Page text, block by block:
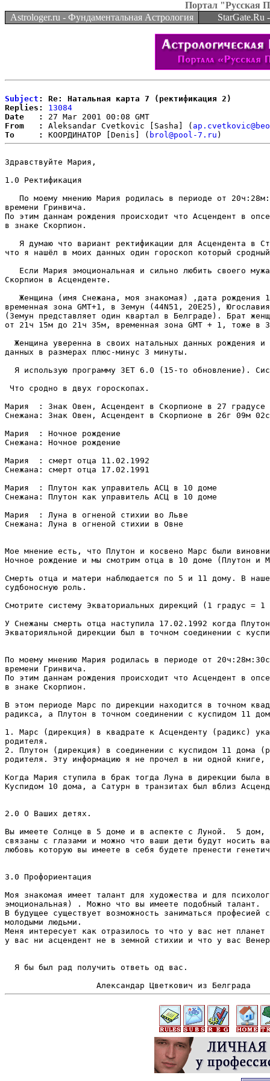
Портал "Русская
Astrologer.ru - Фундаментальная Астрология
StarGate.Ru
Subject : Re: Натальная карта 7 (ректификация 2)
Replies:
13084
Date   :
From   :
Aleksandar Cvetkovic [Sasha] (
To     :
КООРДИНАТОР [Denis] ( brol@pool-7.ru
Здравствуйте Мария,
1.0 Ректификация
По моему мнению Мария родилась в периоде от
времени Гринвича.
По этим даннам рождения происходит что Асцендент в
в знаке Скорпион.
Я думаю что вариант ректификации для Aсцендента в
что я нашёл в моих данных один гороскоп который
Если Мария эмоциональная и сильно любить своего
Скорпион в Aсценденте.
Женщина (имя Снежана, моя знакомая) ,дата рождения
временнaя зона GMT+1, в Земун (44N51, 20Е25),
(Земун представляет один квартал в Белграде). Брат
от 21ч 15м до 21ч 35м, временная зона GMT + 1, тоже в
Женщина уверенна в своих натальных данных рождения и
данных в размерах плюс-минус 3 минуты.
Я использую программу ЗЕТ 6.0 (15-то обновление).
Что сродно в двух гороскопах.
Мария  : Знак Овен, Асцендент в Скорпионе в 27 градусе
Снежана: Знак Овен, Асцендент в Скорпионе в 26г 09м 02с
Мария  : Ночное рождение
Снежана: Ночное рождение
Мария  : смерт отца 11.02.1992
Снежана: смерт отца 17.02.1991
Мария  : Плутон как управитель АСЦ в 10 доме
Снежана: Плутон как управитель АСЦ в 10 доме
Мария  : Луна в огненой стихии во Льве
Снежана: Луна в огненой стихии в Овне
Мое мнение есть, что Плутон и косвено Марс были
Ночное рождение и мы смотрим отца в 10 доме (Плутон и
Смерть отца и матери наблюдается по 5 и 11 дому. В
судбоносную роль.
Смотрите систему Экваториальных дирекций (1 градус = 1
У Снежаны смерть отца наступила 17.02.1992 когда
Экваторияльной дирекции был в точном соединении с
По моему мнению Мария родилась в периоде от
времени Гринвича.
По этим даннам рождения происходит что Асцендент в
в знаке Скорпион.
В этом периоде Марс по дирекции находится в точном
радикса, а Плутон в точном соединении с куспидом 11
1. Марс (дирекция) в квадрате к Асценденту (радикс)
родителя.
2. Плутон (дирекция) в соединении с куспидом 11 дома
родителя. Эту информацию я не прочел в ни одной
Когда Мария ступила в брак тогда Луна в дирекции была
Куспидом 10 дома, а Сатурн в транзитах был вблиз
2.0 О Ваших детях.
Вы имеете Солнце в 5 доме и в аспекте с Луной.  5 дом,
связаны с глазами и можно что ваши дети будут носить
любовь которую вы имеете в себя будете пренести
3.0 Профориентация
Moя знакомая имеет талант для художества и для
эмоциональная) . Можно что вы имеете подобный талант.
В будущее сущeствует возможность заниматься професией
молодыми людьми.
Меня интересует как отразилось то что у вас нет
у вас ни асцендент не в земной стихии и что у вас
  Я бы был рад получить ответь oд вас.